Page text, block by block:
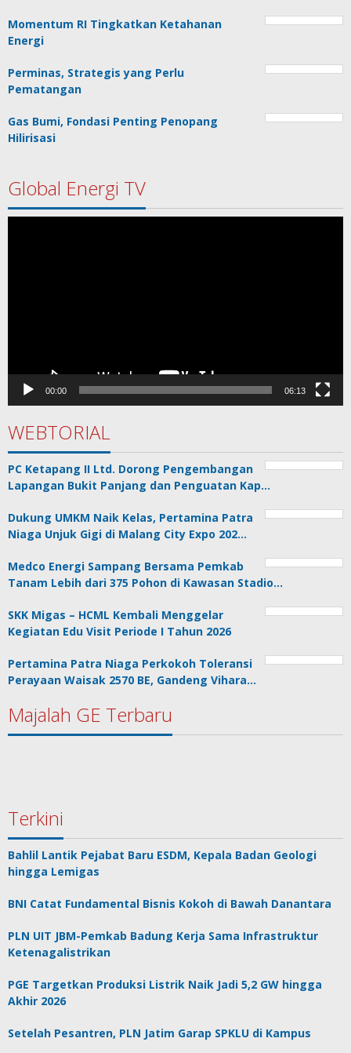
Momentum RI Tingkatkan Ketahanan
Energi
Perminas, Strategis yang Perlu
Pematangan
Gas Bumi, Fondasi Penting Penopang
Hilirisasi
Global Energi TV
00:00 06:13
WEBTORIAL
PC Ketapang II Ltd. Dorong Pengembangan
Lapangan Bukit Panjang dan Penguatan Kap…
Dukung UMKM Naik Kelas, Pertamina Patra
Niaga Unjuk Gigi di Malang City Expo 202…
Medco Energi Sampang Bersama Pemkab
Tanam Lebih dari 375 Pohon di Kawasan Stadio…
SKK Migas – HCML Kembali Menggelar
Kegiatan Edu Visit Periode I Tahun 2026
Pertamina Patra Niaga Perkokoh Toleransi
Perayaan Waisak 2570 BE, Gandeng Vihara…
Majalah GE Terbaru
Terkini
Bahlil Lantik Pejabat Baru ESDM, Kepala Badan Geologi
hingga Lemigas
BNI Catat Fundamental Bisnis Kokoh di Bawah Danantara
PLN UIT JBM-Pemkab Badung Kerja Sama Infrastruktur
Ketenagalistrikan
PGE Targetkan Produksi Listrik Naik Jadi 5,2 GW hingga
Akhir 2026
Setelah Pesantren, PLN Jatim Garap SPKLU di Kampus